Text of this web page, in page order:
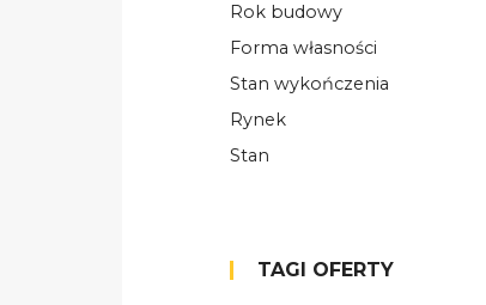
Rok budowy
Forma własności
Stan wykończenia
Rynek
Stan
TAGI OFERTY